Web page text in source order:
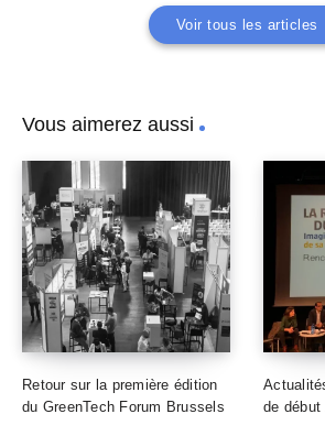
Voir tous les articles
Vous aimerez aussi
Retour sur la première édition
du GreenTech Forum Brussels
de début